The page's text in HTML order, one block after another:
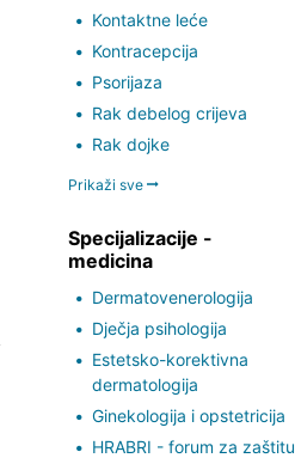
Kontaktne leće
Kontracepcija
Psorijaza
Rak debelog crijeva
Rak dojke
Prikaži sve
Specijalizacije -
medicina
Dermatovenerologija
Dječja psihologija
Estetsko-korektivna
dermatologija
Ginekologija i opstetricija
HRABRI - forum za zaštitu